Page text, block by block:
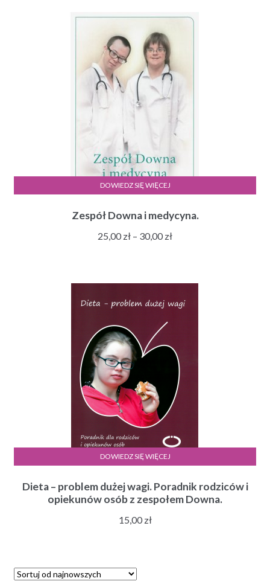
Zespół Downa i medycyna.
25,00 zł – 30,00 złZakres
30,00 zł
DOWIEDZ SIĘ WIĘCEJ
Dieta – problem dużej wagi. Poradnik rodziców i
opiekunów osób z zespołem Downa.
15,00 zł
DOWIEDZ SIĘ WIĘCEJ